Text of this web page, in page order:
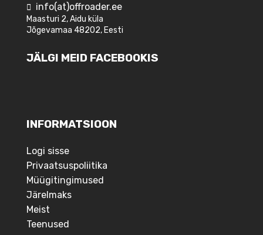
info(at)offroader.ee
Maasturi 2, Aidu küla
Jõgevamaa 48202, Eesti
JÄLGI MEID FACEBOOKIS
INFORMATSIOON
Logi sisse
Privaatsuspoliitika
Müügitingimused
Järelmaks
Meist
Teenused